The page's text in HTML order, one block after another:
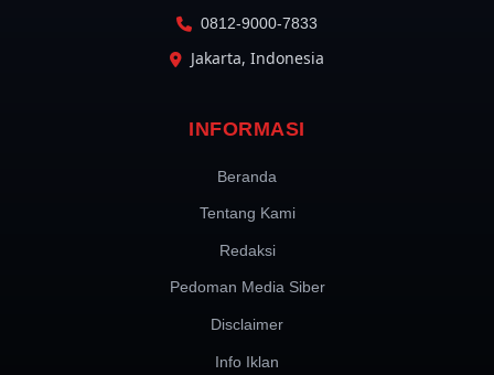
0812-9000-7833
Jakarta, Indonesia
INFORMASI
Beranda
Tentang Kami
Redaksi
Pedoman Media Siber
Disclaimer
Info Iklan